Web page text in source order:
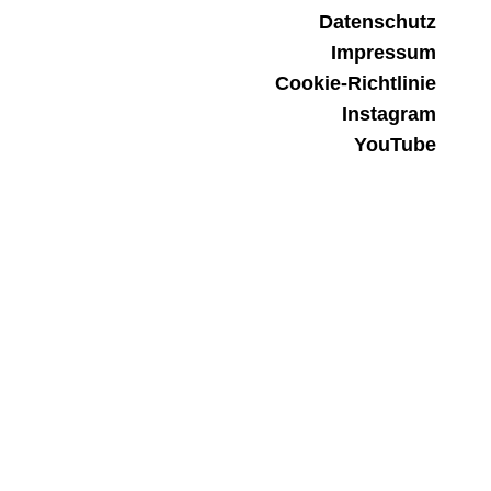
Instagram
YouTube
Datenschutz
Impressum
Cookie-Richtlinie